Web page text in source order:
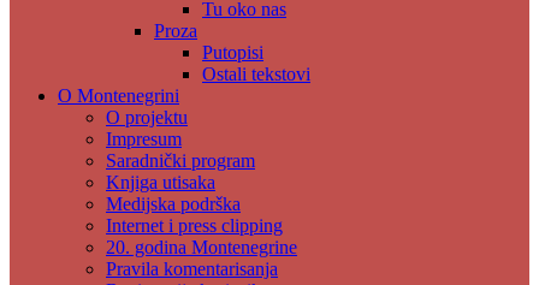
Tu oko nas
Proza
Putopisi
Ostali tekstovi
O Montenegrini
O projektu
Impresum
Saradnički program
Knjiga utisaka
Medijska podrška
Internet i press clipping
20. godina Montenegrine
Pravila komentarisanja